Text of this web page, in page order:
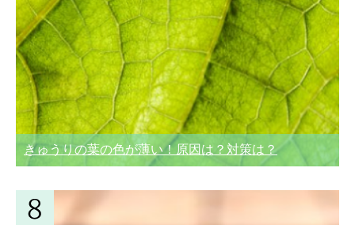
きゅうりの葉の色が薄い！原因は？対策は？